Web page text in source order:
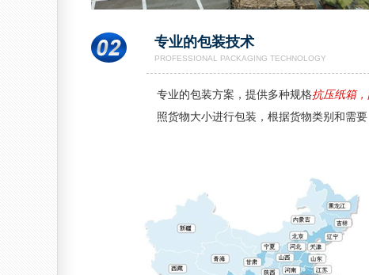
专业的包装技术
PROFESSIONAL PACKAGING TECHNOLOGY
专业的包装方案，提供多种规格抗压纸箱
照货物大小进行包装，根据货物类别和需